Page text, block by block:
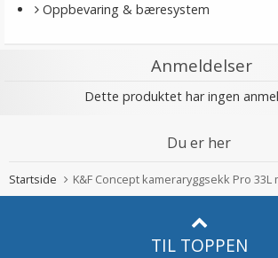
Oppbevaring & bæresystem
Anmeldelser
Dette produktet har ingen
Du er her
Startside K&F Concept kameraryggsekk Pro
TIL TOPPEN